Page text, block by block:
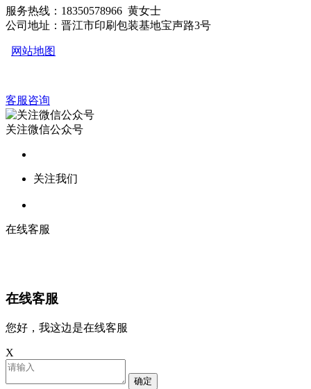
服务热线：18350578966 黄女士
公司地址：晋江市印刷包装基地宝声路3号
网站地图
客服咨询
关注微信公众号
关注我们
在线客服
在线客服
您好，我这边是在线客服
X
确定